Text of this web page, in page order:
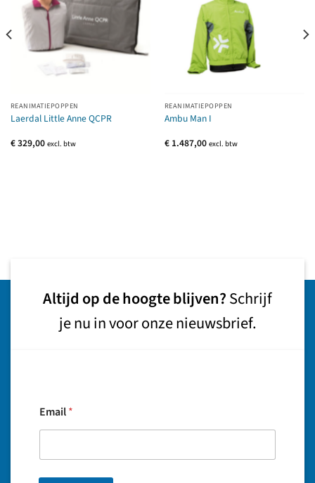
REANIMATIEPOPPEN
Laerdal Little Anne QCPR
€329,00 excl. btw
REANIMATIEPOPPEN
Ambu Man I
€1.487,00 excl. btw
Altijd op de hoogte blijven?Schrijf
je nu in voor onze nieuwsbrief.
Email*